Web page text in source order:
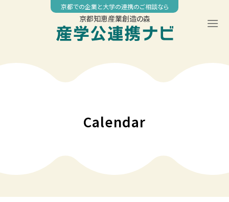
京都での企業と大学の連携のご相談なら
京都知恵産業創造の森
Calendar
04:00